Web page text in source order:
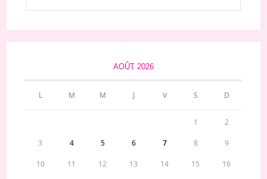
AOÛT 2026
L M M J V S D
1 2
3 4 5 6 7 8 9
10 11 12 13 14 15 16